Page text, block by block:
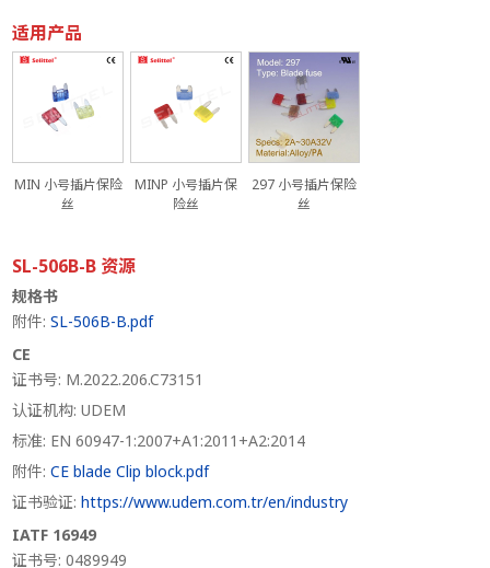
适用产品
MIN 小号插片保险
丝
MINP 小号插片保
险丝
297 小号插片保险
丝
SL-506B-B 资源
规格书
附件:SL-506B-B.pdf
CE
证书号: M.2022.206.C73151
认证机构: UDEM
标准: EN 60947-1:2007+A1:2011+A2:2014
附件:CE blade Clip block.pdf
证书验证:https://www.udem.com.tr/en/industry
IATF 16949
证书号: 0489949